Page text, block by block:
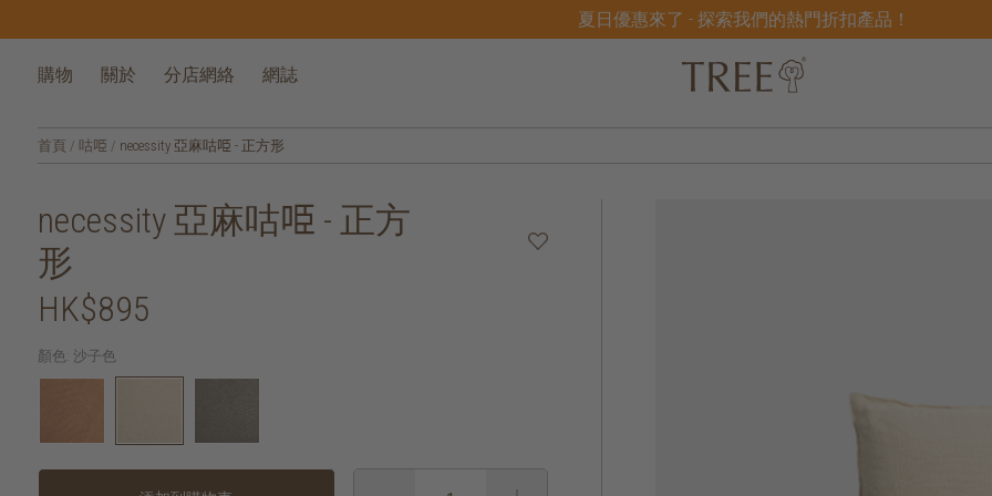
夏日優惠來了 - 探索我們的熱門折扣產品！
購物 關於 分店網絡 網誌
首頁 / 咕𠱸 / necessity 亞麻咕𠱸 - 正方形
necessity 亞麻咕𠱸 - 正方
形
HK$895
顏色: 沙子色